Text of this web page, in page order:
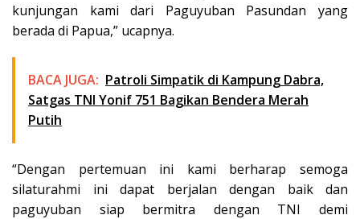
kunjungan kami dari Paguyuban Pasundan yang
berada di Papua,” ucapnya.
BACA JUGA: Patroli Simpatik di Kampung Dabra,
Satgas TNI Yonif 751 Bagikan Bendera Merah
Putih
“Dengan pertemuan ini kami berharap semoga
silaturahmi ini dapat berjalan dengan baik dan
paguyuban siap bermitra dengan TNI demi